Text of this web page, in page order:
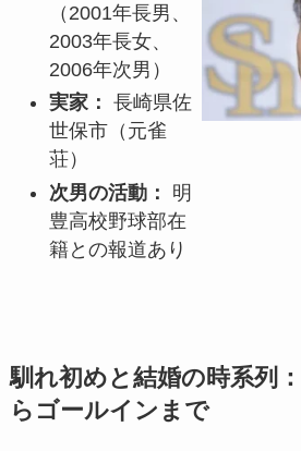
（2001年長男、
2003年長女、
2006年次男）
実家： 長崎県佐
世保市（元雀
荘）
次男の活動：
明
豊高校野球部在
籍との報道あり
馴れ初めと結婚の時系列
らゴールインまで